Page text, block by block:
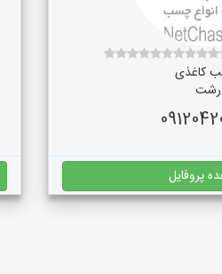
کاغذی
رشت
پروفایل